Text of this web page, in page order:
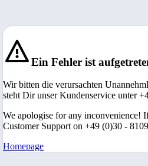
Ein Fehler ist
Wir bitten die verursachten
steht Dir unser Kundenservice unter
We apologise for any inconvenience!
Customer Support on +49 (0)30 -
Homepage